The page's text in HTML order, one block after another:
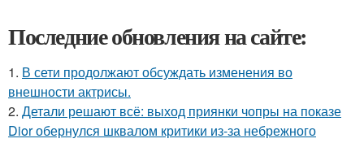
Последние обновления на сайте:
1. В сети продолжают обсуждать изменения во
внешности актрисы.
2. Детали решают всё: выход приянки чопры на показе
Dior обернулся шквалом критики из-за небрежного